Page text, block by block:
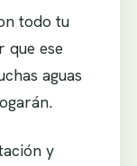
todo tu
que ese
aguas
y